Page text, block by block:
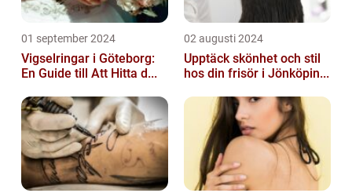
01 september 2024
Vigselringar i Göteborg:
En Guide till Att Hitta d...
02 augusti 2024
Upptäck skönhet och stil
hos din frisör i Jönköpin...